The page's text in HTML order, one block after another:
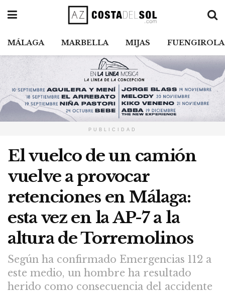
MÁLAGA MARBELLA MIJAS FUENGIROLA
PUBLICIDAD
El vuelco de un camión
vuelve a provocar
retenciones en Málaga:
esta vez en la AP-7 a la
altura de Torremolinos
Según ha confirmado Emergencias 112 a
este medio, un hombre ha resultado
herido como consecuencia del accidente